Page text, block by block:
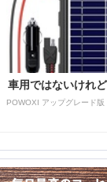
車用ではないけれど